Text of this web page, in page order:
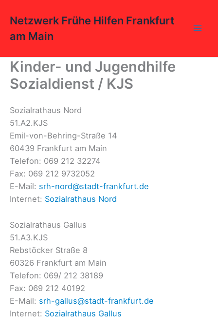
Inhalt
springen
Netzwerk Frühe Hilfen Frankfurt
am Main
Kinder- und Jugendhilfe
Sozialdienst / KJS
Sozialrathaus Nord
51.A2.KJS
Emil-von-Behring-Straße 14
60439 Frankfurt am Main
Telefon: 069 212 32274
Fax: 069 212 9732052
E-Mail: srh-nord@stadt-frankfurt.de
Internet: Sozialrathaus Nord
Sozialrathaus Gallus
51.A3.KJS
Rebstöcker Straße 8
60326 Frankfurt am Main
Telefon: 069/ 212 38189
Fax: 069 212 40192
E-Mail: srh-gallus@stadt-frankfurt.de
Internet: Sozialrathaus Gallus